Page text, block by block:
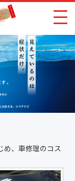
め、車修理のコス